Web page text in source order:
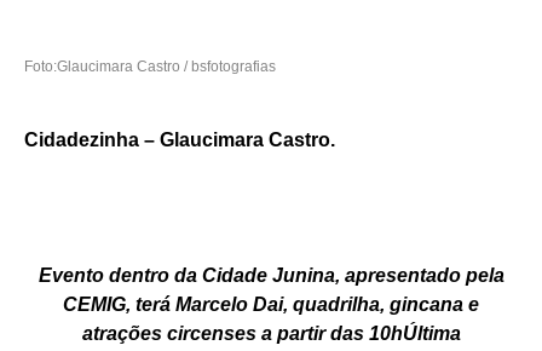
Foto:Glaucimara Castro / bsfotografias
Cidadezinha – Glaucimara Castro.
Evento dentro da Cidade Junina, apresentado pela
CEMIG, terá Marcelo Dai, quadrilha, gincana e
atrações circenses a partir das 10hÚltima